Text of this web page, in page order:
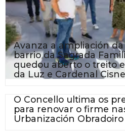
Avanza a ampliación
barrio da Sagrada
quedou aberto o treito
da Luz e Cardenal
O Concello ultima os
para renovar o firme
Urbanización Obradoiro